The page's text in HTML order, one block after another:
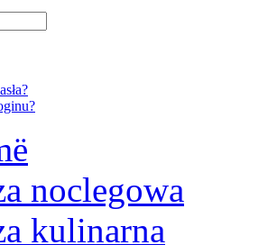
noclegowa
kulinarna